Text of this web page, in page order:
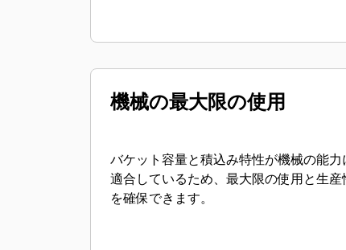
機械の最大限の使用
バケット容量と積込み特性が機械の能力
適合しているため、最大限の使用と生産
を確保できます。